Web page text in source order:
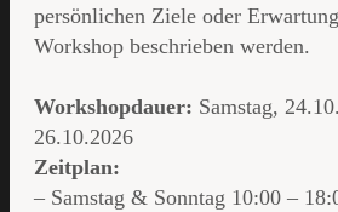
persönlichen Ziele oder
Workshop beschrieben werden.
Workshopdauer: Samstag,
26.10.2026
Zeitplan:
– Samstag & Sonntag 10:00 –